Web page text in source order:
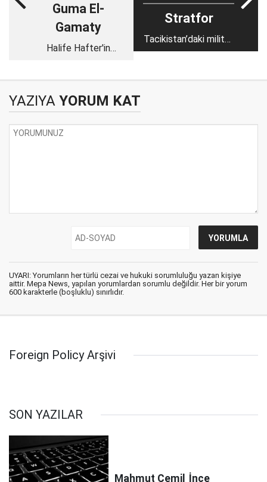
Guma El-
Gamaty
Halife Hafter'in
Stratfor
Tacikistan’daki militan
hareketlilik dış güçleri
YAZIYA YORUM KAT
UYARI: Yorumların her türlü cezai ve hukuki sorumluluğu yazan kişiye
aittir. Mepa News, yapılan yorumlardan sorumlu değildir. Her bir yorum
600 karakterle (boşluklu) sınırlıdır.
Foreign Policy Arşivi
SON YAZILAR
Mahmut Cemil İnce